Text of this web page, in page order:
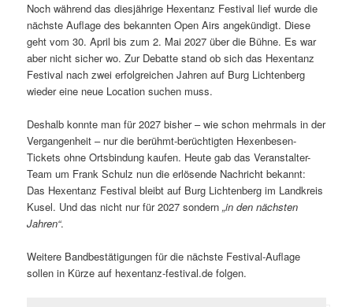
Noch während das diesjährige Hexentanz Festival lief wurde die
nächste Auflage des bekannten Open Airs angekündigt. Diese
geht vom 30. April bis zum 2. Mai 2027 über die Bühne. Es war
aber nicht sicher wo. Zur Debatte stand ob sich das Hexentanz
Festival nach zwei erfolgreichen Jahren auf Burg Lichtenberg
wieder eine neue Location suchen muss.
Deshalb konnte man für 2027 bisher – wie schon mehrmals in der
Vergangenheit – nur die berühmt-berüchtigten Hexenbesen-
Tickets ohne Ortsbindung kaufen. Heute gab das Veranstalter-
Team um Frank Schulz nun die erlösende Nachricht bekannt:
Das Hexentanz Festival bleibt auf Burg Lichtenberg im Landkreis
Kusel. Und das nicht nur für 2027 sondern„in den nächsten
Jahren“.
Weitere Bandbestätigungen für die nächste Festival-Auflage
sollen in Kürze auf hexentanz-festival.de folgen.